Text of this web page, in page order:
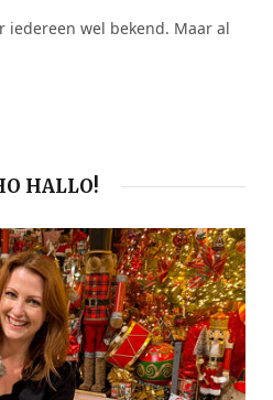
iedereen wel bekend. Maar al
HALLO!